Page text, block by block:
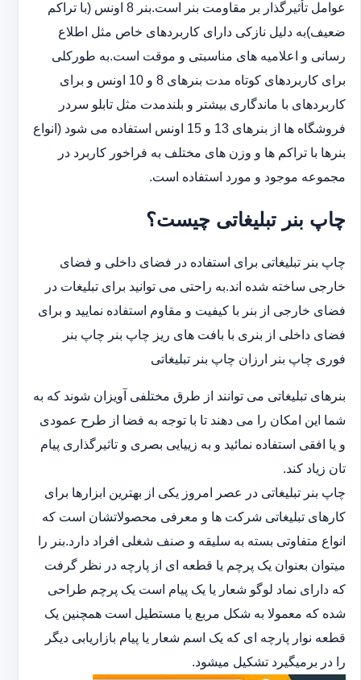
عوامل تأثیرگذار بر مقاومت بنر است.بنر 8 اونس (با ‏تراکم
ضعیف)به دلیل نازکی دارای کاربردهای خاص مثل اطلاع
رسانی و اعلامیه های مناسبتی و موقت است.به طورکلی
‏برای کاربردهای کوتاه مدت بنرهای 8 و 10 اونس و برای
کاربردهای با ماندگاری بیشتر و بلندمدت مثل تابلو سردر
‏فروشگاه ها از بنرهای 13 و 15 اونس استفاده می شود (انواع
بنرها با تراکم ها و وزن های مختلف به فراخور کاربرد در
‏مجموعه موجود و مورد استفاده است.
چاپ بنر تبلیغاتی چیست؟
چاپ بنر تبلیغاتی برای استفاده در فضای داخلی و فضای
خارجی ساخته شده اند.به راحتی می توانید برای تبلیغات در
فضای خارجی از بنر با کیفیت و مقاوم استفاده نمایید و برای
فضای داخلی از بنری با بافت های ریز چاپ بنر چاپ بنر
فوری چاپ بنر ارزان چاپ بنر تبلیغاتی
بنرهای تبلیغاتی می توانند از طرق مختلفی آویزان شوند که به
شما این امکان را می دهند تا با توجه به فضا از طرح عمودی
و یا افقی استفاده نمائید و به زییایی بصری و تاثیرگذاری پیام
تان زیاد کند.
چاپ بنر تبلیغاتی در عصر امروز یکی از بهترین ابزارها برای
کارهای تبلیغاتی شرکت ها و معرفی محصولاتشان است که
انواع متفاوتی بسته به سلیقه و صنف شغلی افراد دارد.بنر را
میتوان بعنوان یک پرچم یا قطعه ای از پارچه در نظر گرفت
که دارای نماد لوگو شعار یا یک پیام است یک پرچم طراحی
شده که معمولا به شکل مربع یا مستطیل است همچنین یک
قطعه نوار پارچه ای که یک اسم شعار یا پیام بازاریابی دیگر
را در برمیگیرد تشکیل میشود.